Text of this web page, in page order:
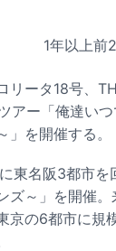
1年以上前
リータ18号、
アー「俺達い
」を開催する。
東名阪3都市を
ズ～」を開催
京の6都市に規